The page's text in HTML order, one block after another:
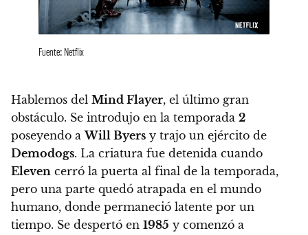
Fuente: Netflix
Hablemos del Mind Flayer, el último gran
obstáculo. Se introdujo en la temporada 2
poseyendo aWill Byers y trajo un ejército de
Demodogs. La criatura fue detenida cuando
Eleven cerró la puerta al final de la temporada,
pero una parte quedó atrapada en el mundo
humano, donde permaneció latente por un
tiempo. Se despertó en 1985 y comenzó a